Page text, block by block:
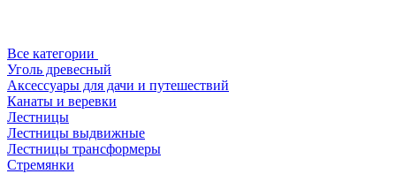
Все категории
Уголь древесный
Аксессуары для дачи и путешествий
Канаты и веревки
Лестницы
Лестницы выдвижные
Лестницы трансформеры
Стремянки